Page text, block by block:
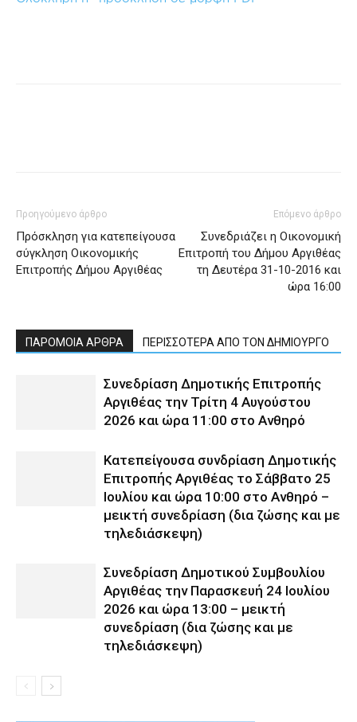
Προηγούμενο άρθρο
Πρόσκληση για κατεπείγουσα
σύγκληση Οικονομικής
Επιτροπής Δήμου Αργιθέας
Επόμενο άρθρο
Συνεδριάζει η Οικονομική
Επιτροπή του Δήμου Αργιθέας
τη Δευτέρα 31-10-2016 και
ώρα 16:00
ΠΑΡΟΜΟΙΑ ΑΡΘΡΑ ΠΕΡΙΣΣΟΤΕΡΑ ΑΠΟ ΤΟΝ ΔΗΜΙΟΥΡΓΟ
Συνεδρίαση Δημοτικής Επιτροπής
Αργιθέας την Τρίτη 4 Αυγούστου
2026 και ώρα 11:00 στο Ανθηρό
Κατεπείγουσα συνδρίαση Δημοτικής
Επιτροπής Αργιθέας το Σάββατο 25
Ιουλίου και ώρα 10:00 στο Ανθηρό –
μεικτή συνεδρίαση (δια ζώσης και με
τηλεδιάσκεψη)
Συνεδρίαση Δημοτικού Συμβουλίου
Αργιθέας την Παρασκευή 24 Ιουλίου
2026 και ώρα 13:00 – μεικτή
συνεδρίαση (δια ζώσης και με
τηλεδιάσκεψη)